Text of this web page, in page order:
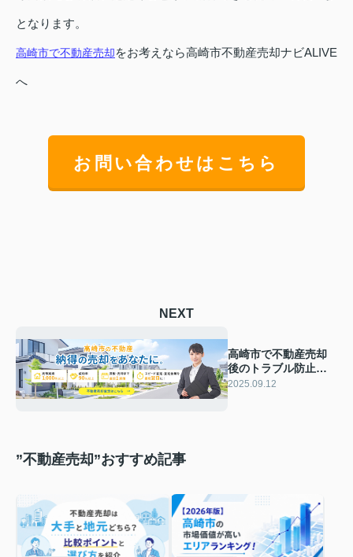
となります。
高崎市で不動産売却をお考えなら高崎市不動産売却ナビALIVE
へ
お問い合わせはこちら
NEXT
高崎市で不動産売却
後のトラブル防止策
は？安心して引き渡
すためのポイント紹
2025.09.12
”不動産売却”おすすめ記事